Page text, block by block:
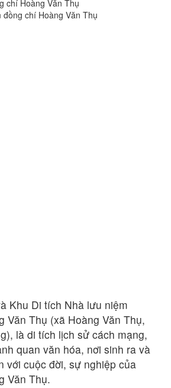
chí Hoàng Văn Thụ
Khu Di tích Nhà lưu niệm
Văn Thụ (xã Hoàng Văn Thụ,
là di tích lịch sử cách mạng,
quan văn hóa, nơi sinh ra và
với cuộc đời, sự nghiệp của
Văn Thụ.